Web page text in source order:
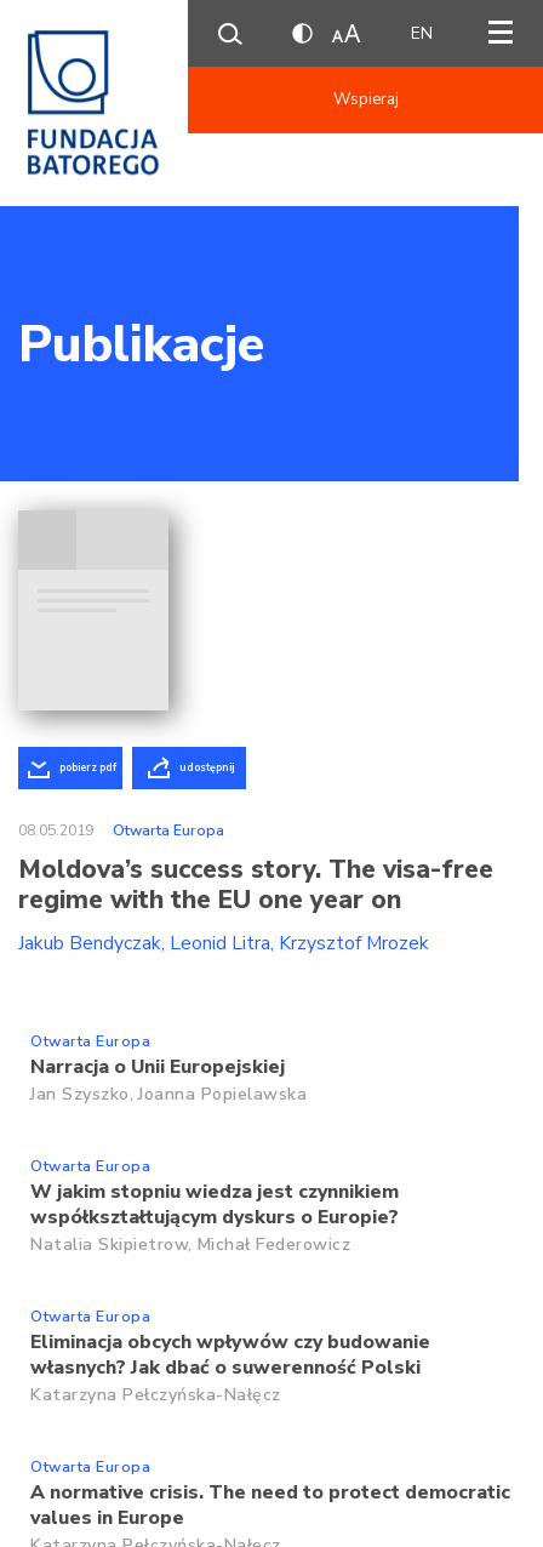
EN
Wspieraj
Publikacje
pobierz pdf udostępnij
08.05.2019 Otwarta Europa
Moldova’s success story. The visa-free
regime with the EU one year on
Jakub Bendyczak Leonid Litra Krzysztof Mrozek
Otwarta Europa
Narracja o Unii Europejskiej
Jan Szyszko, Joanna Popielawska
Otwarta Europa
W jakim stopniu wiedza jest czynnikiem
współkształtującym dyskurs o Europie?
Natalia Skipietrow, Michał Federowicz
Otwarta Europa
Eliminacja obcych wpływów czy budowanie
własnych? Jak dbać o suwerenność Polski
Katarzyna Pełczyńska-Nałęcz
Otwarta Europa
A normative crisis. The need to protect democratic
values in Europe